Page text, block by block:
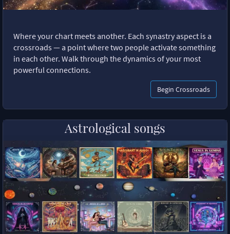
Where your chart meets another. Each synastry aspect is a
crossroads — a point where two people activate something
in each other. Walk through the dynamics of your most
powerful connections.
Begin Crossroads
Astrological songs